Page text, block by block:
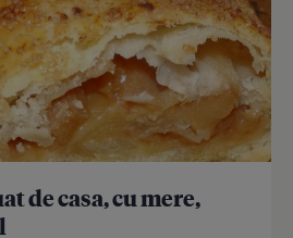
de casa, cu mere,